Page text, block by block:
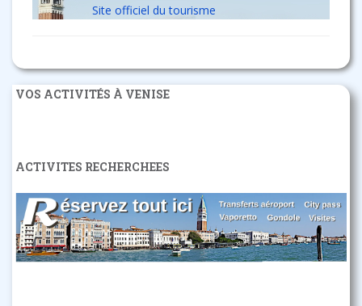
Site officiel du tourisme
VOS ACTIVITÉS À VENISE
ACTIVITES RECHERCHEES